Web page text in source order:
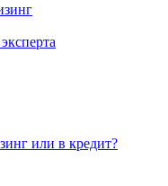
или в кредит?